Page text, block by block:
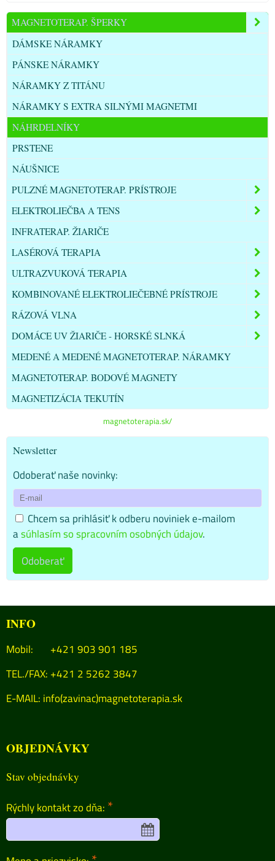
MAGNETOTERAP. ŠPERKY
DÁMSKE NÁRAMKY
PÁNSKE NÁRAMKY
NÁRAMKY Z TITÁNU
NÁRAMKY S EXTRA SILNÝMI MAGNETMI
NÁHRDELNÍKY
PRSTENE
NÁUŠNICE
PULZNÉ MAGNETOTERAP. PRÍSTROJE
ELEKTROLIEČBA A TENS
INFRATERAP. ŽIARIČE
LASÉROVÁ TERAPIA
ULTRAZVUKOVÁ TERAPIA
KOMBINOVANÉ ELEKTROLIEČEBNÉ PRÍSTROJE
RÁZOVÁ VLNA
DOMÁCE UV ŽIARIČE - HORSKÉ SLNKÁ
MEDENÉ A MEDENÉ MAGNETOTERAP. NÁRAMKY
MAGNETOTERAP. BODOVÉ MAGNETY
MAGNETIZÁCIA TEKUTÍN
magnetoterapia.sk/
Newsletter
Odoberať naše novinky:
Chcem sa prihlásiť k odberu noviniek e-mailom
asúhlasím so spracovním osobných údajov.
Odoberať
INFO
Mobil: +421 903 901 185
TEL./FAX: +421 2 5262 3847
E-MAIL: info(zavinac)magnetoterapia.sk
OBJEDNÁVKY
Stav objednávky
Rýchly kontakt zo dňa: *